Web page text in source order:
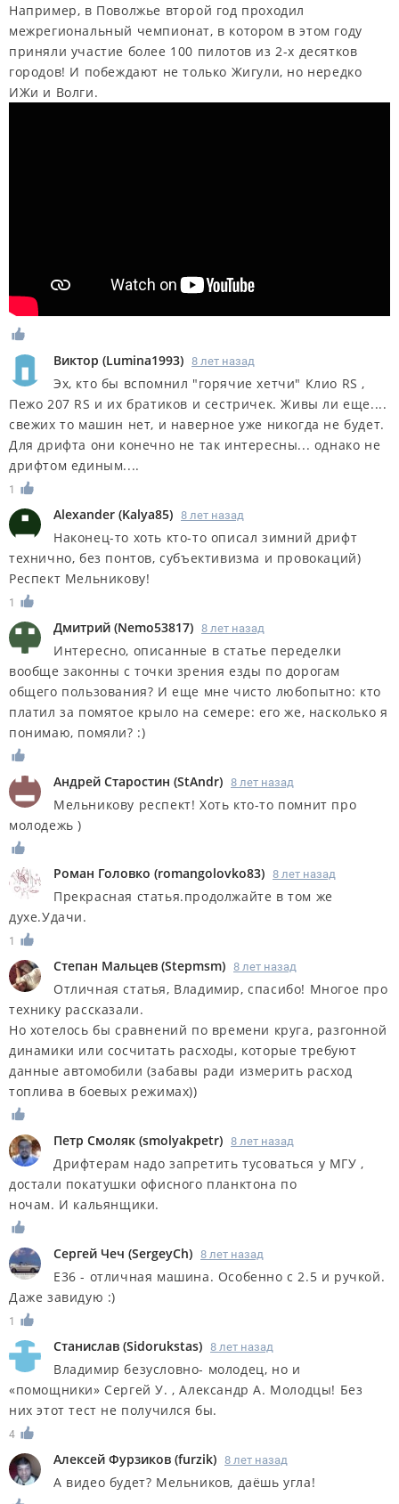
Например, в Поволжье второй год проходил
межрегиональный чемпионат, в котором в этом году
приняли участие более 100 пилотов из 2-х десятков
городов! И побеждают не только Жигули, но нередко
ИЖи и Волги.
Виктор (Lumina1993) 8 лет назад
Эх, кто бы вспомнил "горячие хетчи" Клио RS ,
Пежо 207 RS и их братиков и сестричек. Живы ли еще....
свежих то машин нет, и наверное уже никогда не будет.
Для дрифта они конечно не так интересны... однако не
дрифтом единым....
1
Alexander (Kalya85) 8 лет назад
Наконец-то хоть кто-то описал зимний дрифт
технично, без понтов, субъективизма и провокаций)
Респект Мельникову!
1
Дмитрий (Nemo53817) 8 лет назад
Интересно, описанные в статье переделки
вообще законны с точки зрения езды по дорогам
общего пользования? И еще мне чисто любопытно: кто
платил за помятое крыло на семере: его же, насколько я
понимаю, помяли? :)
Андрей Старостин (StAndr) 8 лет назад
Мельникову респект! Хоть кто-то помнит про
молодежь )
Роман Головко (romangolovko83) 8 лет назад
Прекрасная статья.продолжайте в том же
духе.Удачи.
1
Степан Мальцев (Stepmsm) 8 лет назад
Отличная статья, Владимир, спасибо! Многое про
технику рассказали.
Но хотелось бы сравнений по времени круга, разгонной
динамики или сосчитать расходы, которые требуют
данные автомобили (забавы ради измерить расход
топлива в боевых режимах))
Петр Смоляк (smolyakpetr) 8 лет назад
Дрифтерам надо запретить тусоваться у МГУ ,
достали покатушки офисного планктона по
ночам. И кальянщики.
Сергей Чеч (SergeyCh) 8 лет назад
E36 - отличная машина. Особенно с 2.5 и ручкой.
Даже завидую :)
1
Станислав (Sidorukstas) 8 лет назад
Владимир безусловно- молодец, но и
«помощники» Сергей У. , Александр А. Молодцы! Без
них этот тест не получился бы.
4
Алексей Фурзиков (furzik) 8 лет назад
А видео будет? Мельников, даёшь угла!